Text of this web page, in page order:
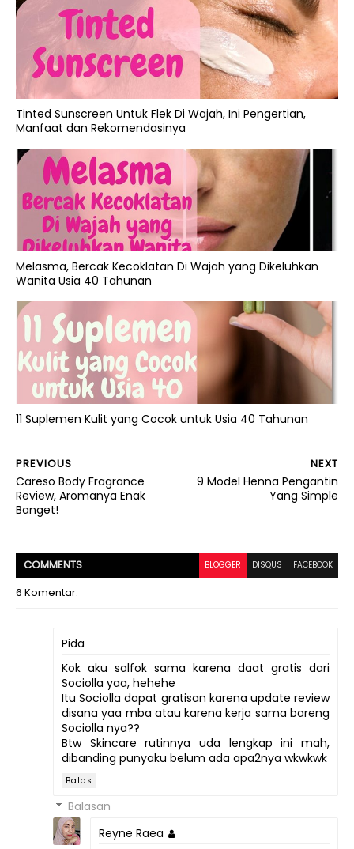
Tinted Sunscreen Untuk Flek Di Wajah, Ini Pengertian,
Manfaat dan Rekomendasinya
Melasma, Bercak Kecoklatan Di Wajah yang Dikeluhkan
Wanita Usia 40 Tahunan
11 Suplemen Kulit yang Cocok untuk Usia 40 Tahunan
NEXT
9 Model Henna Pengantin
Yang Simple
PREVIOUS
Careso Body Fragrance
Review, Aromanya Enak
Banget!
COMMENTS BLOGGER DISQUS FACEBOOK
6 Komentar:
Pida
Kok aku salfok sama karena daat gratis dari
Sociolla yaa, hehehe
Itu Sociolla dapat gratisan karena update review
disana yaa mba atau karena kerja sama bareng
Sociolla nya??
Btw Skincare rutinnya uda lengkap ini mah,
dibanding punyaku belum ada apa2nya wkwkwk
Balas
Balasan
Reyne Raea